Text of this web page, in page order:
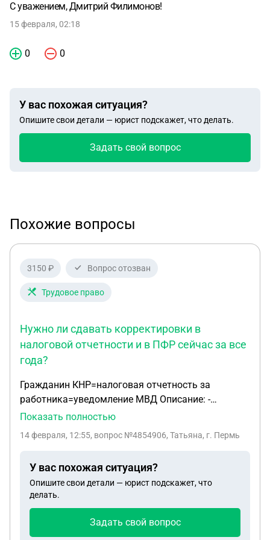
С уважением, Дмитрий Филимонов!
15 февраля, 02:18
0 0
У вас похожая ситуация?
Опишите свои детали — юрист подскажет, что делать.
Задать свой вопрос
Похожие вопросы
3150 ₽ Вопрос отозван
Трудовое право
Нужно ли сдавать корректировки в
налоговой отчетности и в ПФР сейчас за все
года?
Гражданин КНР=налоговая отчетность за
работника=уведомление МВД Описание: -
гражданин КНР, 1991 г.р. с октября 2018 г.
ЗП начисляется ежемесячно и выплачивается на
институте здесь в РФ и есть сейчас ВНЖ (с 2024 г.
выдали - бессрочно); - ежегодно сдавал справки 2-
НДФЛ в МВД (в миграционную службу) - в конце
КНР увольняем, т.е. нужно=сдать ЕФС-1 на
Показать полностью
14 февраля, 12:55, вопрос №4854906, Татьяна, г. Пермь
У вас похожая ситуация?
Опишите свои детали — юрист подскажет, что
делать.
Задать свой вопрос